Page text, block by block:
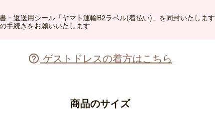
・返送用シール「ヤマト運輸B2ラベル(着払い)」を同封いたします
手続きをお願いいたします
 ゲストドレスの着方はこちら
商品のサイズ